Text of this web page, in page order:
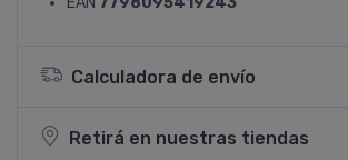
Calculadora de envío
Retirá en nuestras tiendas